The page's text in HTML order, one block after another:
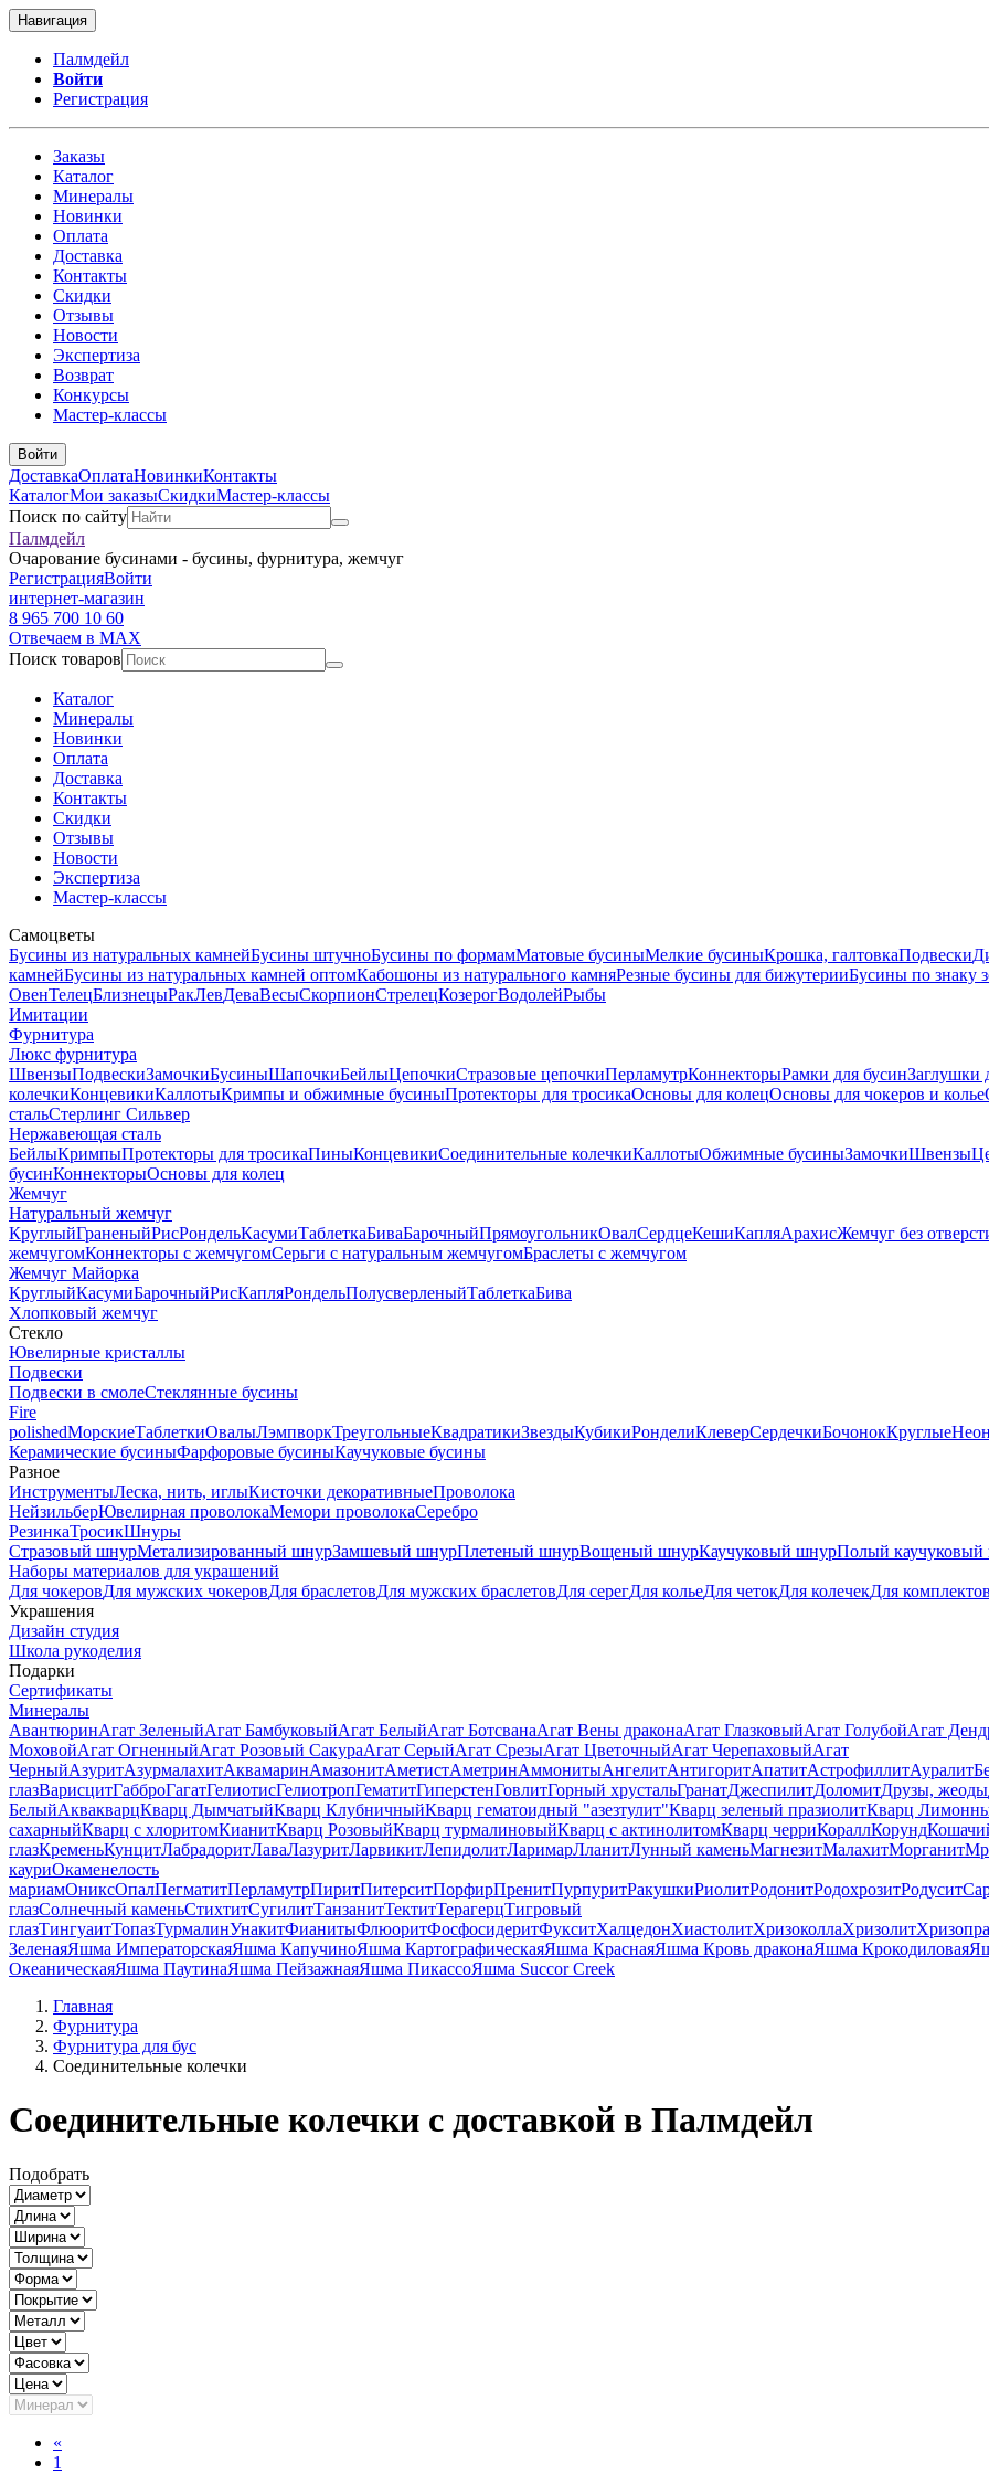
Навигация
Палмдейл
Войти
Регистрация
Заказы
Каталог
Минералы
Новинки
Оплата
Доставка
Контакты
Скидки
Отзывы
Новости
Экспертиза
Возврат
Конкурсы
Мастер-классы
Войти
ДоставкаОплатаНовинкиКонтакты
КаталогМои заказыСкидкиМастер-классы
Поиск по сайту
Палмдейл
Очарование бусинами - бусины, фурнитура, жемчуг
РегистрацияВойти
интернет-магазин
8 965 700 10 60
Отвечаем в MAX
Поиск товаров
Каталог
Минералы
Новинки
Оплата
Доставка
Контакты
Скидки
Отзывы
Новости
Экспертиза
Мастер-классы
Самоцветы
Бусины из натуральных камнейБусины штучноБусины по формамМатовые бусиныМелкие бусиныКрошка, галтовкаПодвески
камнейБусины из натуральных камней оптомКабошоны из натурального камняРезные бусины для бижутерииБусины по знаку
ОвенТелецБлизнецыРакЛевДеваВесыСкорпионСтрелецКозерогВодолейРыбы
Имитации
Фурнитура
Люкс фурнитура
ШвензыПодвескиЗамочкиБусиныШапочкиБейлыЦепочкиСтразовые цепочкиПерламутрКоннекторыРамки для бусинЗаглушки
колечкиКонцевикиКаллотыКримпы и обжимные бусиныПротекторы для тросикаОсновы для колецОсновы для чокеров и колье
стальСтерлинг Сильвер
Нержавеющая сталь
БейлыКримпыПротекторы для тросикаПиныКонцевикиСоединительные колечкиКаллотыОбжимные бусиныЗамочкиШвензы
бусинКоннекторыОсновы для колец
Жемчуг
Натуральный жемчуг
КруглыйГраненыйРисРондельКасумиТаблеткаБиваБарочныйПрямоугольникОвалСердцеКешиКапляАрахисЖемчуг без
жемчугомКоннекторы с жемчугомСерьги с натуральным жемчугомБраслеты с жемчугом
Жемчуг Майорка
КруглыйКасумиБарочныйРисКапляРондельПолусверленыйТаблеткаБива
Хлопковый жемчуг
Стекло
Ювелирные кристаллы
Подвески
Подвески в смолеСтеклянные бусины
Fire
polishedМорскиеТаблеткиОвалыЛэмпворкТреугольныеКвадратикиЗвездыКубикиРонделиКлеверСердечкиБочонокКруглые
Керамические бусиныФарфоровые бусиныКаучуковые бусины
Разное
ИнструментыЛеска, нить, иглыКисточки декоративныеПроволока
НейзильберЮвелирная проволокаМемори проволокаСеребро
РезинкаТросикШнуры
Стразовый шнурМетализированный шнурЗамшевый шнурПлетеный шнурВощеный шнурКаучуковый шнурПолый
Наборы материалов для украшений
Для чокеровДля мужских чокеровДля браслетовДля мужских браслетовДля серегДля кольеДля четокДля колечекДля
Украшения
Дизайн студия
Школа рукоделия
Подарки
Сертификаты
Минералы
АвантюринАгат ЗеленыйАгат БамбуковыйАгат БелыйАгат БотсванаАгат Вены драконаАгат ГлазковыйАгат ГолубойАгат
МоховойАгат ОгненныйАгат Розовый СакураАгат СерыйАгат СрезыАгат ЦветочныйАгат ЧерепаховыйАгат
ЧерныйАзуритАзурмалахитАквамаринАмазонитАметистАметринАммонитыАнгелитАнтигоритАпатитАстрофиллитАуралит
глазВарисцитГабброГагатГелиотисГелиотропГематитГиперстенГовлитГорный хрустальГранатДжеспилитДоломитДрузы, жеоды
БелыйАквакварцКварц ДымчатыйКварц КлубничныйКварц гематоидный "азезтулит"Кварц зеленый празиолитКварц
сахарныйКварц с хлоритомКианитКварц РозовыйКварц турмалиновыйКварц с актинолитомКварц черриКораллКорунд
глазКременьКунцитЛабрадоритЛаваЛазуритЛарвикитЛепидолитЛаримарЛланитЛунный каменьМагнезитМалахитМорганит
кауриОкаменелость
мариамОниксОпалПегматитПерламутрПиритПитерситПорфирПренитПурпуритРакушкиРиолитРодонитРодохрозитРодусит
глазСолнечный каменьСтихтитСугилитТанзанитТектитТерагерцТигровый
глазТингуаитТопазТурмалинУнакитФианитыФлюоритФосфосидеритФукситХалцедонХиастолитХризоколлаХризолит
ЗеленаяЯшма ИмператорскаяЯшма КапучиноЯшма КартографическаяЯшма КраснаяЯшма Кровь драконаЯшма Крокодиловая
ОкеаническаяЯшма ПаутинаЯшма ПейзажнаяЯшма ПикассоЯшма Succor Creek
Главная
Фурнитура
Фурнитура для бус
Соединительные колечки
Соединительные колечки с доставкой в Палмдейл
Подобрать
«
1